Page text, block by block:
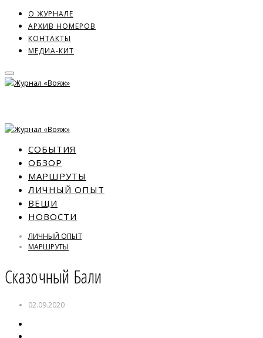
О ЖУРНАЛЕ
АРХИВ НОМЕРОВ
КОНТАКТЫ
МЕДИА-КИТ
СОБЫТИЯ
ОБЗОР
МАРШРУТЫ
ЛИЧНЫЙ ОПЫТ
ВЕЩИ
НОВОСТИ
ЛИЧНЫЙ ОПЫТ
МАРШРУТЫ
Сказочный Бали
02.09.2020